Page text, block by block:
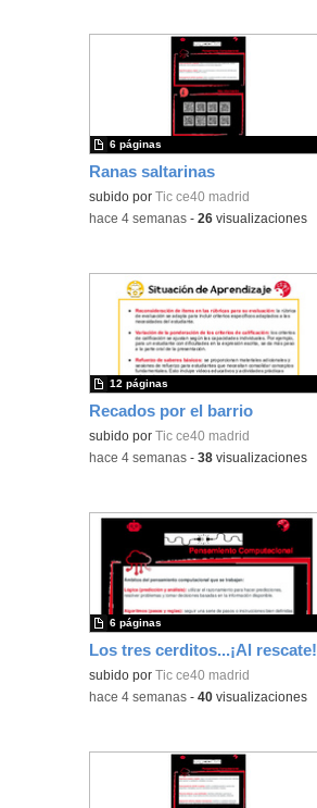
Ranas saltarinas
subido por Tic ce40 madrid
6 páginas
-hace 4 semanas -26 visualizaciones
Recados por el barrio
subido por Tic ce40 madrid
12 páginas
-hace 4 semanas -38 visualizaciones
Los tres cerditos...¡Al rescate!
subido por Tic ce40 madrid
6 páginas
-hace 4 semanas -40 visualizaciones